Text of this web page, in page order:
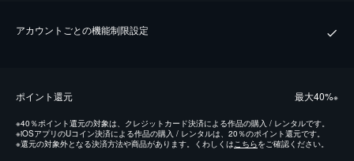
アカウントごとの機能制限設定
ポイント還元 最⼤40%※
※40％ポイント還元の対象は、クレジットカード決済による作品の購入 / レンタルです。
※iOSアプリのUコイン決済による作品の購入 / レンタルは、20％のポイント還元です。
※還元の対象外となる決済方法や商品があります。くわしくはこちらをご確認ください。